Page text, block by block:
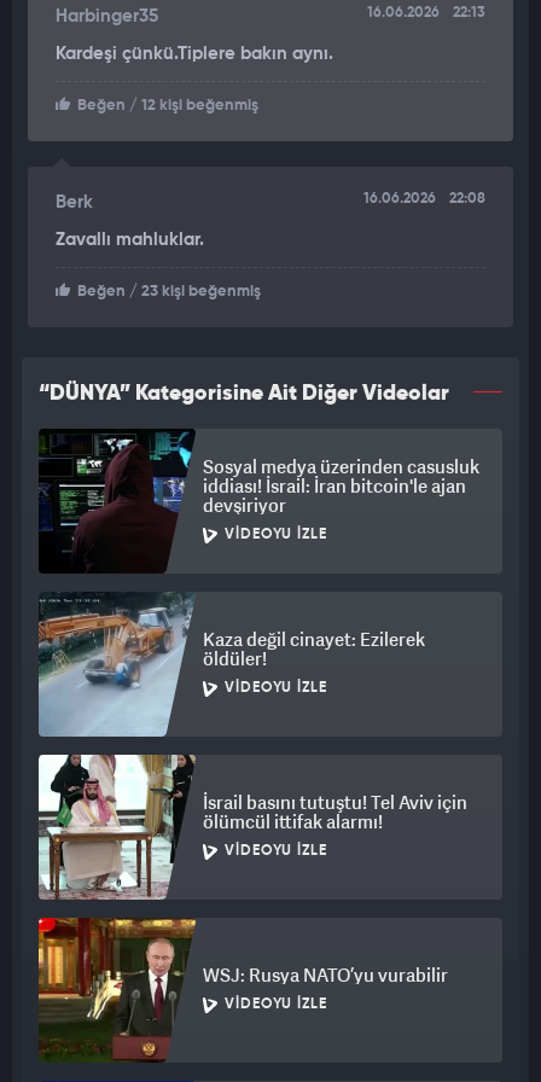
açıklamaların "şık olmadığını" ve "bir devlet adamına
yakışmadığını" söylemişti.
Harbinger35 16.06.2026 22:13
Kardeşi çünkü.Tiplere bakın aynı.
Beğen / 12 kişi beğenmiş
Berk 16.06.2026 22:08
Zavallı mahluklar.
Beğen / 23 kişi beğenmiş
“DÜNYA” Kategorisine Ait Diğer Videolar
Sosyal medya üzerinden casusluk
iddiası! İsrail: İran bitcoin'le ajan
devşiriyor
VIDEOYU İZLE
Kaza değil cinayet: Ezilerek
öldüler!
VIDEOYU İZLE
İsrail basını tutuştu! Tel Aviv için
ölümcül ittifak alarmı!
VIDEOYU İZLE
WSJ: Rusya NATO’yu vurabilir
VIDEOYU İZLE